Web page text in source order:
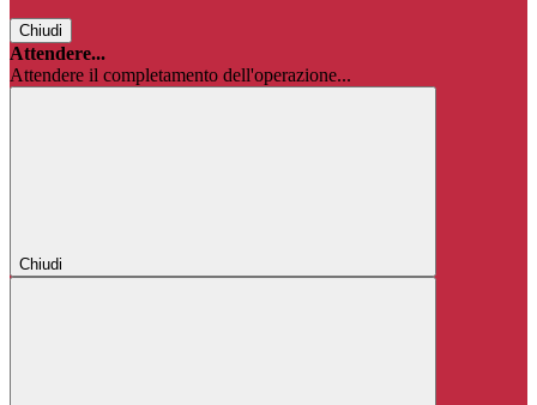
Chiudi
Attendere...
Attendere il completamento dell'operazione...
Chiudi